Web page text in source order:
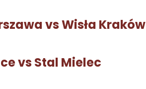
vs Wisła Kraków
vs Stal Mielec